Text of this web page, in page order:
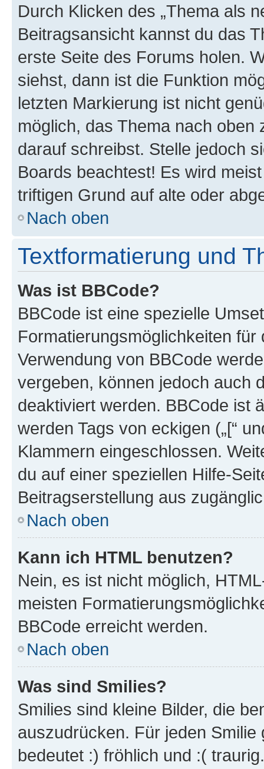
Durch Klicken des „Thema als
Beitragsansicht kannst du das
erste Seite des Forums holen.
siehst, dann ist die Funktion
letzten Markierung ist nicht
möglich, das Thema nach oben
darauf schreibst. Stelle jedoch
Boards beachtest! Es wird
triftigen Grund auf alte oder
Nach oben
Textformatierung und
Was ist BBCode?
BBCode ist eine spezielle
Formatierungsmöglichkeiten
Verwendung von BBCode
vergeben, können jedoch auch
deaktiviert werden. BBCode ist
werden Tags von eckigen („[“
Klammern eingeschlossen.
du auf einer speziellen Hilfe-
Beitragserstellung aus
Nach oben
Kann ich HTML benutzen?
Nein, es ist nicht möglich,
meisten
BBCode erreicht werden.
Nach oben
Was sind Smilies?
Smilies sind kleine Bilder, die
auszudrücken. Für jeden
bedeutet :) fröhlich und :(